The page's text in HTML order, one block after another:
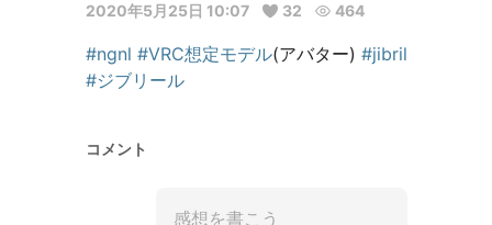
2020年5月25日 10:07 32 464
#ngnl #VRC想定モデル(アバター) #jibril
#ジブリール
コメント